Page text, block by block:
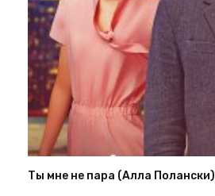
Ты мне не пара (Алла Полански)